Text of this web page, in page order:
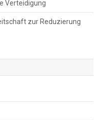
Verteidigung
zur Reduzierung